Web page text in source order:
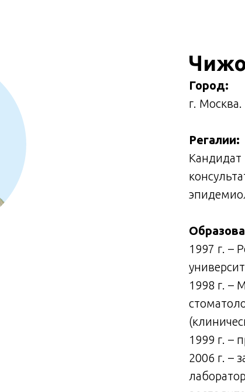
Город:
г. Москва.
Регалии:
Кандидат
1997 г. –
1998 г. –
1999 г. –
2006 г. –